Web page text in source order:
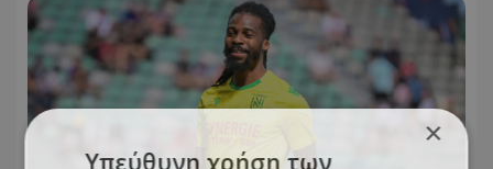
×
Υπεύθυνη χρήση των